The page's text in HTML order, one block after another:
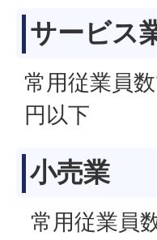
サービス
常用従業員
円以下
小売業
常用従業員